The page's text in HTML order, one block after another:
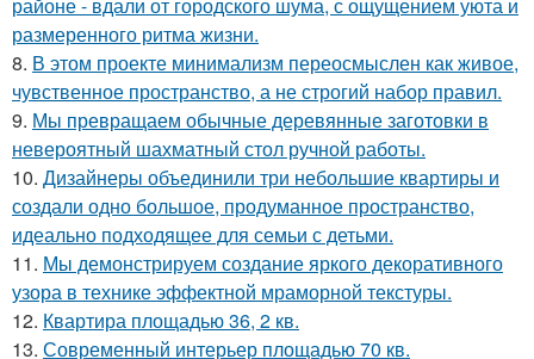
размеренного ритма жизни.
8. В этом проекте минимализм переосмыслен как живое,
чувственное пространство, а не строгий набор правил.
9. Мы превращаем обычные деревянные заготовки в
невероятный шахматный стол ручной работы.
10. Дизайнеры объединили три небольшие квартиры и
создали одно большое, продуманное пространство,
идеально подходящее для семьи с детьми.
11. Мы демонстрируем создание яркого декоративного
узора в технике эффектной мраморной текстуры.
12. Квартира площадью 36, 2 кв.
13. Современный интерьер площадью 70 кв.